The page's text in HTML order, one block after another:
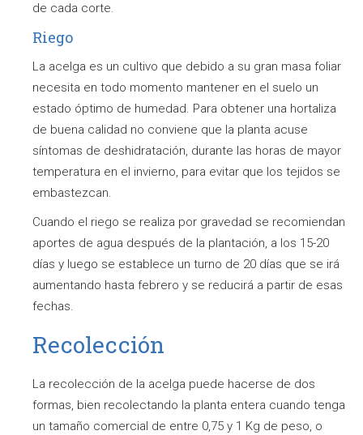
de cada corte.
Riego
La acelga es un cultivo que debido a su gran masa foliar
necesita en todo momento mantener en el suelo un
estado óptimo de humedad. Para obtener una hortaliza
de buena calidad no conviene que la planta acuse
síntomas de deshidratación, durante las horas de mayor
temperatura en el invierno, para evitar que los tejidos se
embastezcan.
Cuando el riego se realiza por gravedad se recomiendan
aportes de agua después de la plantación, a los 15-20
días y luego se establece un turno de 20 días que se irá
aumentando hasta febrero y se reducirá a partir de esas
fechas.
Recolección
La recolección de la acelga puede hacerse de dos
formas, bien recolectando la planta entera cuando tenga
un tamaño comercial de entre 0,75 y 1 Kg de peso, o